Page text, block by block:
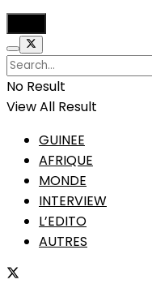
No Result
View All Result
GUINEE
AFRIQUE
MONDE
INTERVIEW
L’EDITO
AUTRES